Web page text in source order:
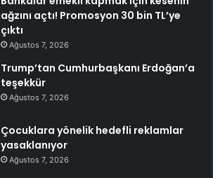
ağzını açtı! Promosyon 30 bin TL’ye
çıktı
Ağustos 7, 2026
Trump’tan Cumhurbaşkanı Erdoğan’a
teşekkür
Ağustos 7, 2026
Çocuklara yönelik hedefli reklamlar
yasaklanıyor
Ağustos 7, 2026